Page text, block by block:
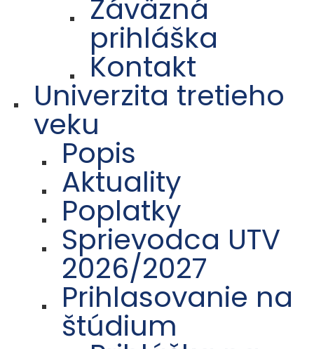
Záväzná
prihláška
Kontakt
Univerzita tretieho
veku
Popis
Aktuality
Poplatky
Sprievodca UTV
2026/2027
Prihlasovanie na
štúdium